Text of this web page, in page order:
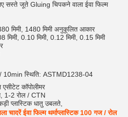
सस्ते जूते Gluing चिपकने वाला ईवा फिल्म
मिमी, 1480 मिमी अनुकूलित आकार
मिमी, 0.10 मिमी, 0.12 मिमी, 0.15 मिमी
10min स्थिति: ASTMD1238-04
एसीटेट कॉपोलीमर
1-2 रोल / CTN
प्लास्टिक धातु उबलते,
चादरें ईवा फिल्म थर्माप्लास्टिक 100 गज / रोल